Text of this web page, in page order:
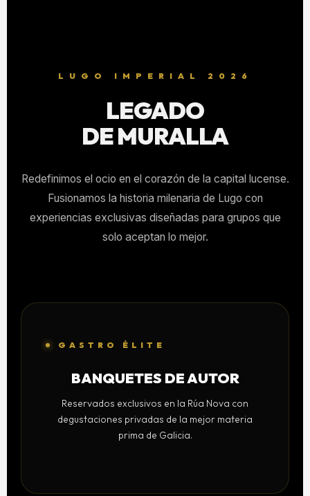
LUGO IMPERIAL 2026
LEGADO
DE MURALLA
Redefinimos el ocio en el corazón de la capital lucense.
Fusionamos la historia milenaria de Lugo con
experiencias exclusivas diseñadas para grupos que
solo aceptan lo mejor.
GASTRO ÉLITE
BANQUETES DE AUTOR
Reservados exclusivos en la Rúa Nova con
degustaciones privadas de la mejor materia
prima de Galicia.